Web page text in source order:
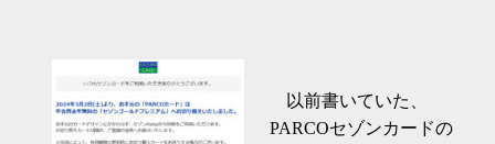
以前書いていた、
PARCOセゾンカードの